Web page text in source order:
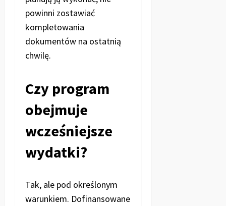
powinni zostawiać
kompletowania
dokumentów na ostatnią
chwilę.
Czy program
obejmuje
wcześniejsze
wydatki?
Tak, ale pod określonym
warunkiem. Dofinansowane